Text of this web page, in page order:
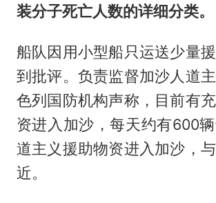
装分子死亡人数的详细分类。
船队因用小型船只运送少量
到批评。负责监督加沙人道
色列国防机构声称，目前有
资进入加沙，每天约有600
道主义援助物资进入加沙，
近。